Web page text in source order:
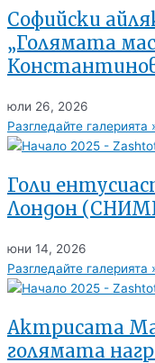
Софийски
„Голямата
юли 26, 2026
Разгледайте галерията
Голи
Лондон
юни 14, 2026
Разгледайте галерията
Актрисата
голямата